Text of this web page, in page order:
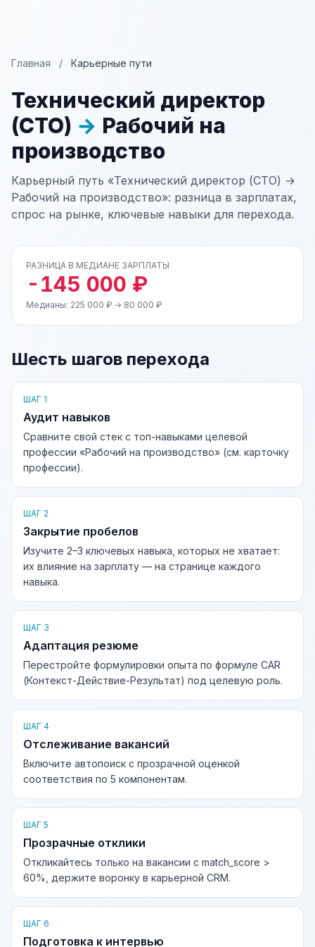
Главная / Карьерные пути
Технический директор
(CTO) → Рабочий на
производство
Карьерный путь «Технический директор (CTO) →
Рабочий на производство»: разница в зарплатах,
спрос на рынке, ключевые навыки для перехода.
РАЗНИЦА В МЕДИАНЕ ЗАРПЛАТЫ
-145 000 ₽
Медианы: 225 000 ₽ → 80 000 ₽
Шесть шагов перехода
ШАГ 1
Аудит навыков
Сравните свой стек с топ-навыками целевой
профессии «Рабочий на производство» (см. карточку
профессии).
ШАГ 2
Закрытие пробелов
Изучите 2–3 ключевых навыка, которых не хватает:
их влияние на зарплату — на странице каждого
навыка.
ШАГ 3
Адаптация резюме
Перестройте формулировки опыта по формуле CAR
(Контекст-Действие-Результат) под целевую роль.
ШАГ 4
Отслеживание вакансий
Включите автопоиск с прозрачной оценкой
соответствия по 5 компонентам.
ШАГ 5
Прозрачные отклики
Откликайтесь только на вакансии с match_score >
60%, держите воронку в карьерной CRM.
ШАГ 6
Подготовка к интервью